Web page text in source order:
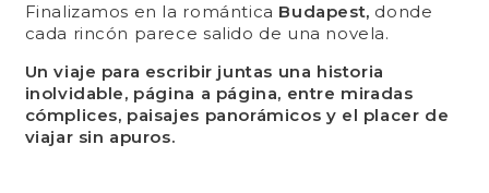
Finalizamos en la romántica Budapest, donde
cada rincón parece salido de una novela.
Un viaje para escribir juntas una historia
inolvidable, página a página, entre miradas
cómplices, paisajes panorámicos y el placer de
viajar sin apuros.